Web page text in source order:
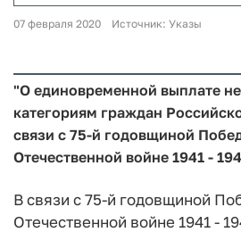
07 февраля 2020 Источник: Указы
"О единовременной выплате
категориям граждан
связи с 75-й годовщиной
Отечественной войне 1941 -
В связи с 75-й годовщиной
Отечественной войне 1941 -